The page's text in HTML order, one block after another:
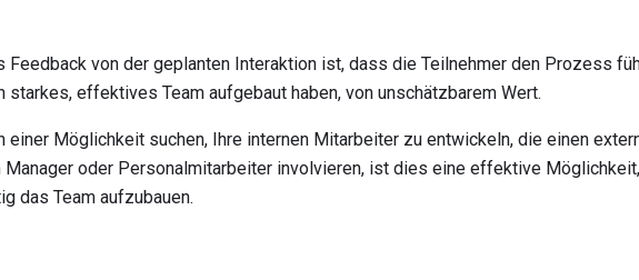
Feedback von der geplanten Interaktion ist, dass die Teilnehmer den Prozess
starkes, effektives Team aufgebaut haben, von unschätzbarem Wert.
einer Möglichkeit suchen, Ihre internen Mitarbeiter zu entwickeln, die einen
Manager oder Personalmitarbeiter involvieren, ist dies eine effektive
das Team aufzubauen.